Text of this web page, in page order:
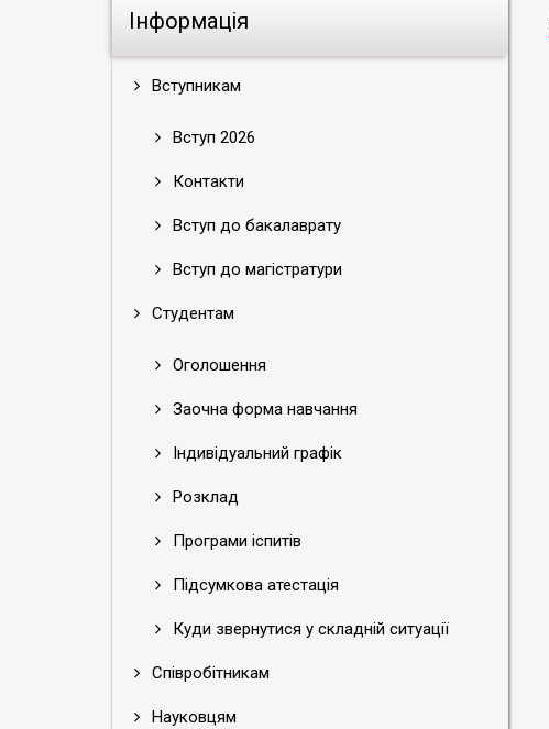
Інформація
Вступникам
Вступ 2026
Контакти
Вступ до бакалаврату
Вступ до магістратури
Студентам
Оголошення
Заочна форма навчання
Індивідуальний графік
Розклад
Програми іспитів
Підсумкова атестація
Куди звернутися у складній ситуації
Співробітникам
Науковцям